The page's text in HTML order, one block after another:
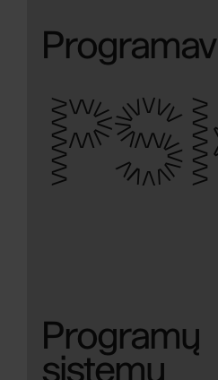
Programų
sistemų